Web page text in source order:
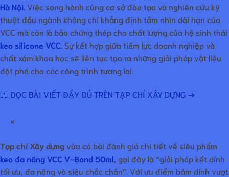
Hà Nội. Việc song hành cùng cơ sở đào tạo và nghiên cứu kỹ
thuật đầu ngành không chỉ khẳng định tầm nhìn dài hạn của
VCC mà còn là bảo chứng thép cho chất lượng của hệ sinh thái
keo silicone VCC. Sự kết hợp giữa tiềm lực doanh nghiệp và
chất xám khoa học sẽ liên tục tạo ra những giải pháp vật liệu
đột phá cho các công trình tương lai.
📖 ĐỌC BÀI VIẾT ĐẦY ĐỦ TRÊN TẠP CHÍ XÂY DỰNG ➔
×
Tạp chí Xây dựngvừa có bài đánh giá chi tiết về siêu phẩm
keo đa năng VCC V-Bond 50ml , gọi đây là “giải pháp kết dính
tối ưu, đa năng và siêu chắc chắn”. Với ưu điểm bám dính vượt